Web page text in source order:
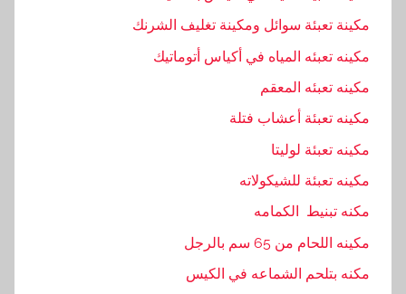
مكينة تعبئة سوائل ومكينة تغليف الشرنك
مكينه تعبئه المياه في أكياس أتوماتيك
مكينه تعبئه المعقم
مكينه تعبئة أعشاب فتلة
مكينه تعبئة لوليتا
مكينه تعبئة للشيكولاته
مكنه تبنيط الكمامه
مكينه اللحام من 65 سم بالرجل
مكنه بتلحم الشماعه في الكيس